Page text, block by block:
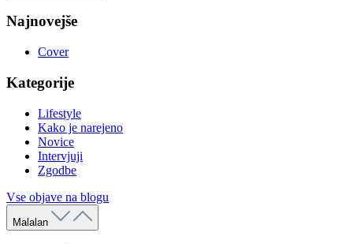
Najnovejše
Cover
Kategorije
Lifestyle
Kako je narejeno
Novice
Intervjuji
Zgodbe
Vse objave na blogu
Malalan